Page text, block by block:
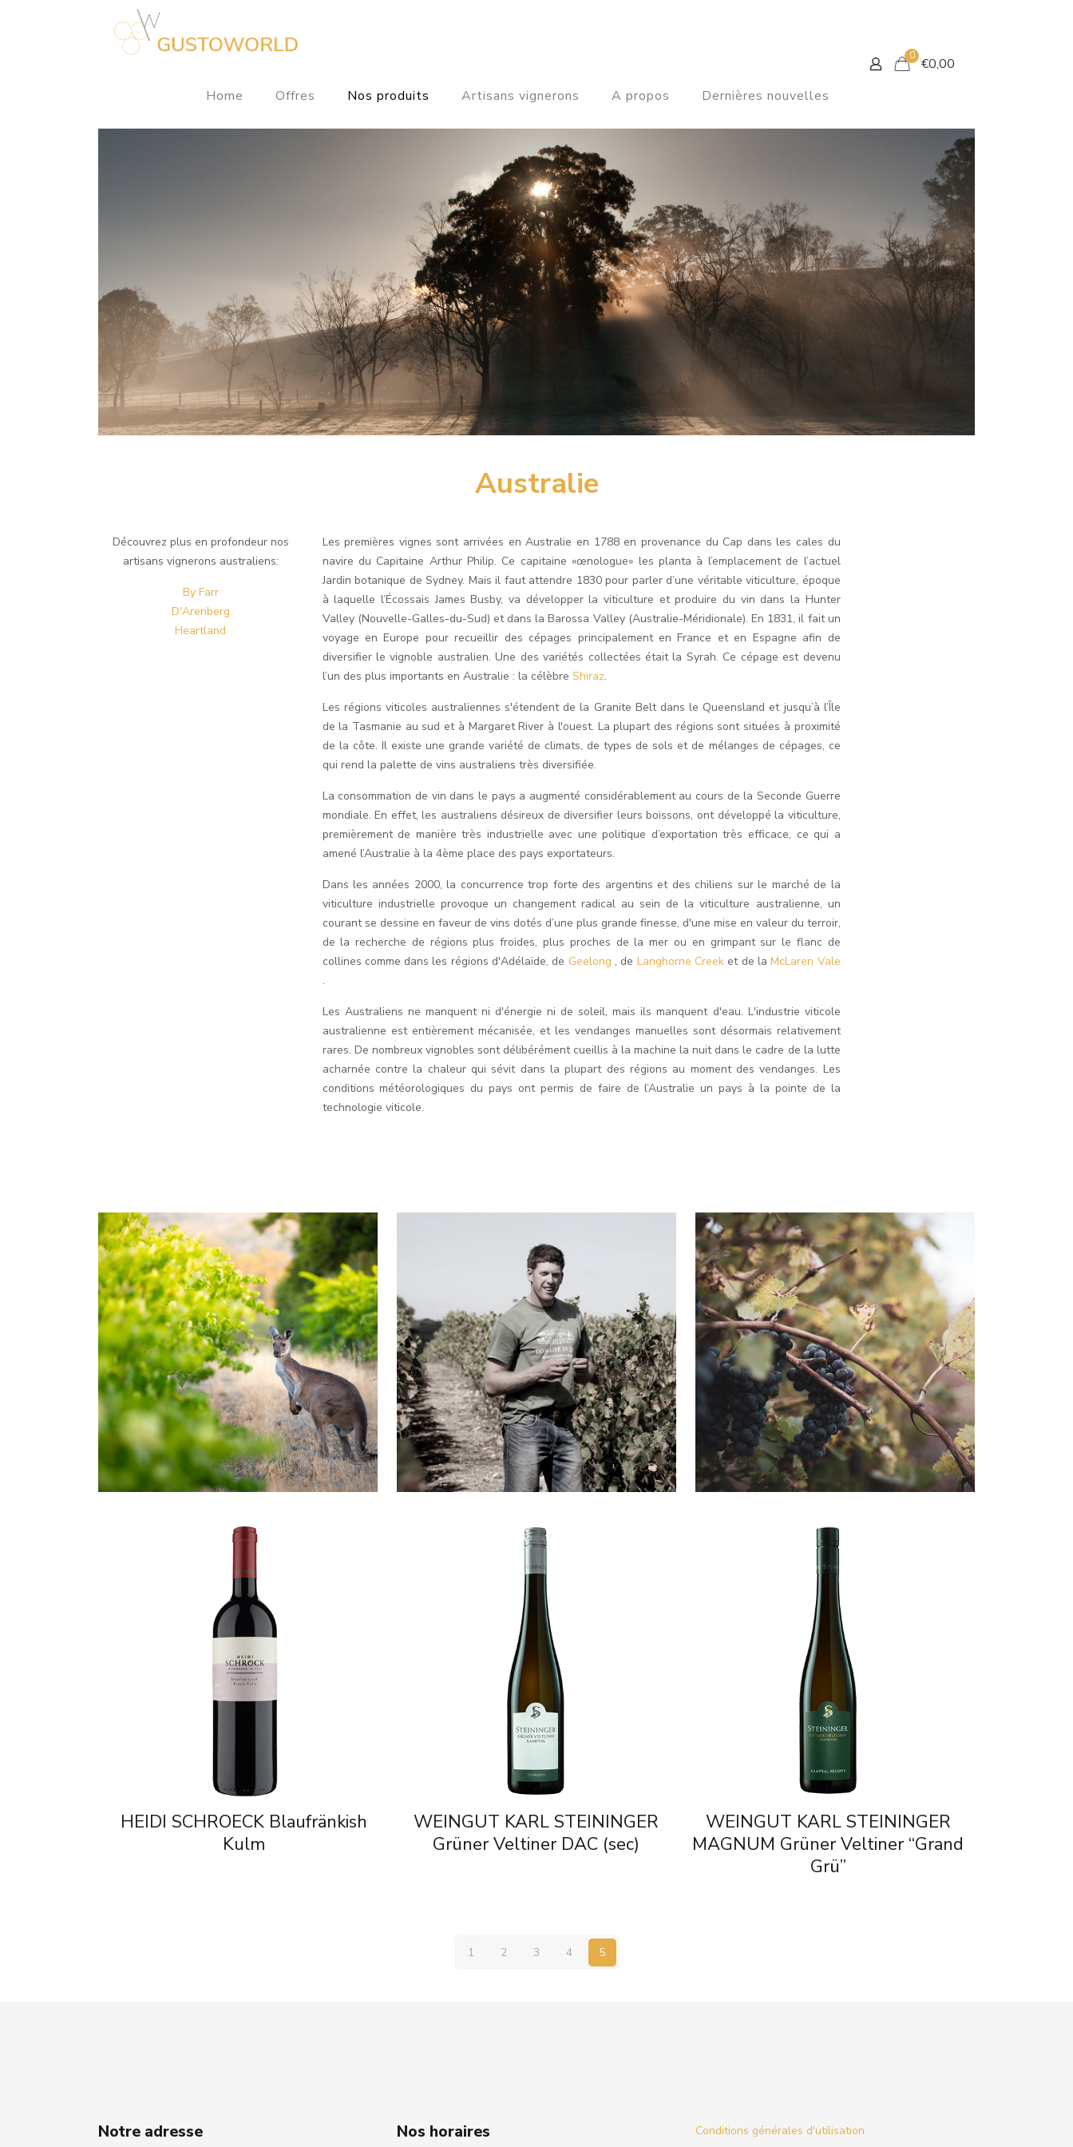
Home Offres Nos produits Artisans vignerons A propos Dernières nouvelles
0 €0,00
AUSTRALIE
Australie
Découvrez plus en profondeur nos
artisans vignerons australiens:
By Farr
D'Arenberg
Heartland
Les premières vignes sont arrivées en Australie en 1788 en provenance du Cap dans les cales du
navire du Capitaine Arthur Philip. Ce capitaine «œnologue» les planta à l’emplacement de l’actuel
Jardin botanique de Sydney. Mais il faut attendre 1830 pour parler d’une véritable viticulture, époque
à laquelle l’Écossais James Busby, va développer la viticulture et produire du vin dans la Hunter
Valley (Nouvelle-Galles-du-Sud) et dans la Barossa Valley (Australie-Méridionale). En 1831, il fait un
voyage en Europe pour recueillir des cépages principalement en France et en Espagne afin de
diversifier le vignoble australien. Une des variétés collectées était la Syrah. Ce cépage est devenu
l’un des plus importants en Australie : la célèbre Shiraz.
Les régions viticoles australiennes s'étendent de la Granite Belt dans le Queensland et jusqu’à l’Île
de la Tasmanie au sud et à Margaret River à l'ouest. La plupart des régions sont situées à proximité
de la côte. Il existe une grande variété de climats, de types de sols et de mélanges de cépages, ce
qui rend la palette de vins australiens très diversifiée.
La consommation de vin dans le pays a augmenté considérablement au cours de la Seconde Guerre
mondiale. En effet, les australiens désireux de diversifier leurs boissons, ont développé la viticulture,
premièrement de manière très industrielle avec une politique d’exportation très efficace, ce qui a
amené l’Australie à la 4ème place des pays exportateurs.
Dans les années 2000, la concurrence trop forte des argentins et des chiliens sur le marché de la
viticulture industrielle provoque un changement radical au sein de la viticulture australienne, un
courant se dessine en faveur de vins dotés d’une plus grande finesse, d'une mise en valeur du terroir,
de la recherche de régions plus froides, plus proches de la mer ou en grimpant sur le flanc de
collines comme dans les régions d'Adélaïde, de Geelong , de Langhorne Creek et de laMcLaren Vale
.
Les Australiens ne manquent ni d'énergie ni de soleil, mais ils manquent d'eau. L'industrie viticole
australienne est entièrement mécanisée, et les vendanges manuelles sont désormais relativement
rares. De nombreux vignobles sont délibérément cueillis à la machine la nuit dans le cadre de la lutte
acharnée contre la chaleur qui sévit dans la plupart des régions au moment des vendanges. Les
conditions météorologiques du pays ont permis de faire de l’Australie un pays à la pointe de la
technologie viticole.
NOS
REGIONS
NOS
ARTISANS
VIGNERONS
NOS
CEPAGES
HEIDI SCHROECK Blaufränkish
Kulm
WEINGUT KARL STEININGER
Grüner Veltiner DAC (sec)
WEINGUT KARL STEININGER
MAGNUM Grüner Veltiner “Grand
Grü”
1 2 3 4 5
Notre adresse Nos horaires Conditions générales d'utilisation